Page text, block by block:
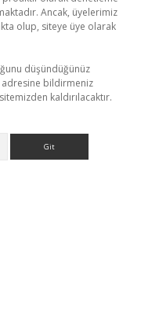
Ancak, üyelerimiz
olup, siteye üye olarak
düşündüğünüz
adresine bildirmeniz
kaldırılacaktır.